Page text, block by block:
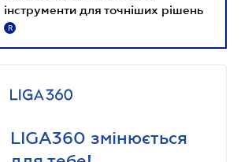
інструменти для точніших рішень
R
LIGA360 змінюється